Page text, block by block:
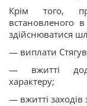
Крім того,
встановленого
здійснюватися
— виплати
— вжитті
характеру;
— вжитті заходів